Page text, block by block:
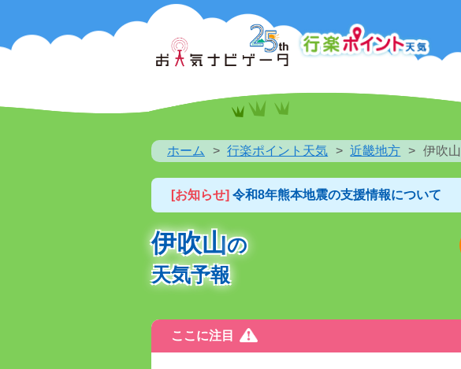
ホーム 行楽ポイント天気 近畿地方 伊吹山
[お知らせ] 令和8年熊本地震の支援情報について
伊吹山の
天気予報
ここに注目